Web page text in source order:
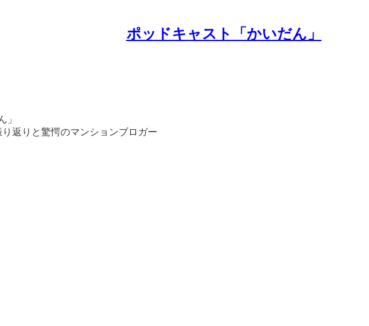
ポッドキャスト「かいだん」
」
り返りと驚愕のマンションブロガー